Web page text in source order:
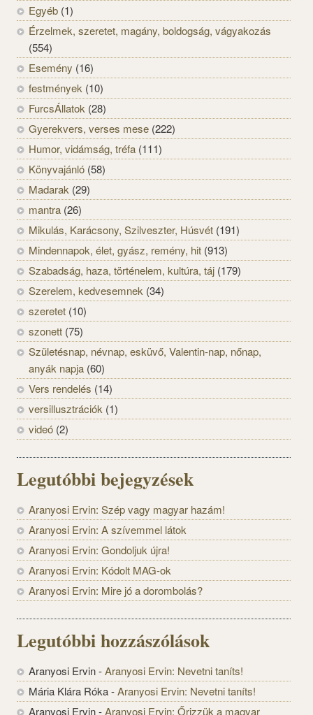
Egyéb (1)
Érzelmek, szeretet, magány, boldogság, vágyakozás
(554)
Esemény (16)
festmények (10)
FurcsÁllatok (28)
Gyerekvers, verses mese (222)
Humor, vidámság, tréfa (111)
Könyvajánló (58)
Madarak (29)
mantra (26)
Mikulás, Karácsony, Szilveszter, Húsvét (191)
Mindennapok, élet, gyász, remény, hit (913)
Szabadság, haza, történelem, kultúra, táj (179)
Szerelem, kedvesemnek (34)
szeretet (10)
szonett (75)
Születésnap, névnap, esküvő, Valentin-nap, nőnap,
anyák napja (60)
Vers rendelés (14)
versillusztrációk (1)
videó (2)
Legutóbbi bejegyzések
Aranyosi Ervin: Szép vagy magyar hazám!
Aranyosi Ervin: A szívemmel látok
Aranyosi Ervin: Gondoljuk újra!
Aranyosi Ervin: Kódolt MAG-ok
Aranyosi Ervin: Mire jó a dorombolás?
Legutóbbi hozzászólások
Aranyosi Ervin-Aranyosi Ervin: Nevetni taníts!
Mária Klára Róka-Aranyosi Ervin: Nevetni taníts!
Aranyosi Ervin-Aranyosi Ervin: Őrizzük a magyar